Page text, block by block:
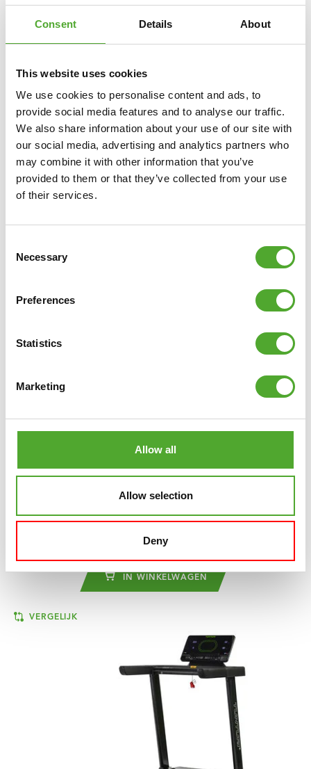
Consent Details About
This website uses cookies
We use cookies to personalise content and ads, to
provide social media features and to analyse our traffic.
We also share information about your use of our site with
our social media, advertising and analytics partners who
may combine it with other information that you’ve
provided to them or that they’ve collected from your use
of their services.
Selection
Necessary
Preferences
Statistics
Marketing
Allow all
Allow selection
Deny
TUNTURISIGNATURE T20 LOOPBAND
€999
SIGNATURE T40 LOOPBAND
€1.199
IN WINKELWAGEN
VERGELIJK